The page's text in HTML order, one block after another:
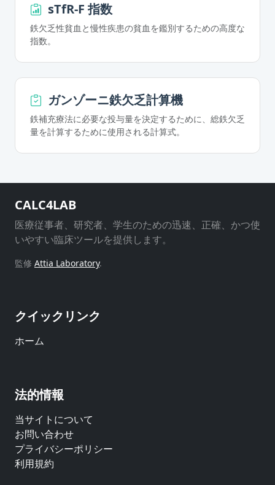
sTfR-F 指数
鉄欠乏性貧血と慢性疾患の貧血を鑑別するための高度な
指数。
ガンゾーニ鉄欠乏計算機
鉄補充療法に必要な投与量を決定するために、総鉄欠乏
量を計算するために使用される計算式。
CALC4LAB
医療従事者、研究者、学生のための迅速、正確、かつ使
いやすい臨床ツールを提供します。
監修 Attia Laboratory.
クイックリンク
ホーム
法的情報
当サイトについて
お問い合わせ
プライバシーポリシー
利用規約